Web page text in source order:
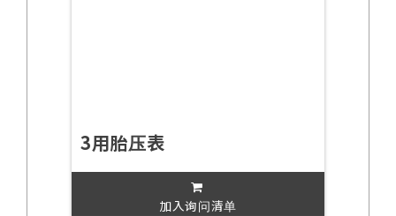
3用胎压表
加入询问清单